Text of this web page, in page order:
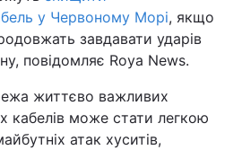
у Червоному Морі, якщо
завдавати ударів
повідомляє Roya News.
життєво важливих
кабелів може стати легкою
атак хуситів,